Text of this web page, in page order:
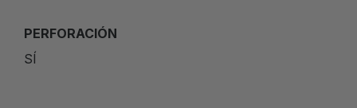
PERFORACIÓN
SÍ